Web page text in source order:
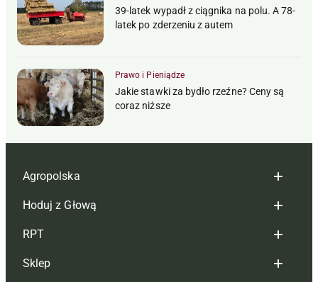
39-latek wypadł z ciągnika na polu. A 78-
latek po zderzeniu z autem
Prawo i Pieniądze
Jakie stawki za bydło rzeźne? Ceny są
coraz niższe
Agropolska
Redakcja
Reklama
Tagi
Hoduj z Głową
Hoduj z głową bydło
Hoduj z głową świnie
RPT
Redakcja
Sklep